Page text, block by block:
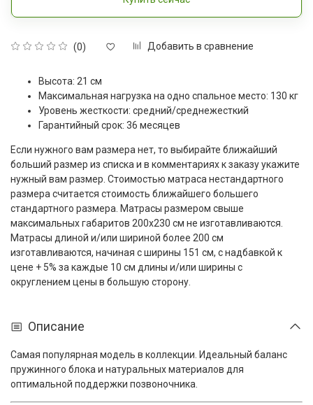
(0) Добавить в сравнение
Высота: 21 см
Максимальная нагрузка на одно спальное место: 130 кг
Уровень жесткости: средний/среднежесткий
Гарантийный срок: 36 месяцев
Если нужного вам размера нет, то выбирайте ближайший
больший размер из списка и в комментариях к заказу укажите
нужный вам размер. Стоимостью матраса нестандартного
размера считается стоимость ближайшего большего
стандартного размера. Матрасы размером свыше
максимальных габаритов 200x230 см не изготавливаются.
Матрасы длиной и/или шириной более 200 см
изготавливаются, начиная с ширины 151 см, с надбавкой к
цене + 5% за каждые 10 см длины и/или ширины с
округлением цены в большую сторону.
Описание
Самая популярная модель в коллекции. Идеальный баланс
пружинного блока и натуральных материалов для
оптимальной поддержки позвоночника.